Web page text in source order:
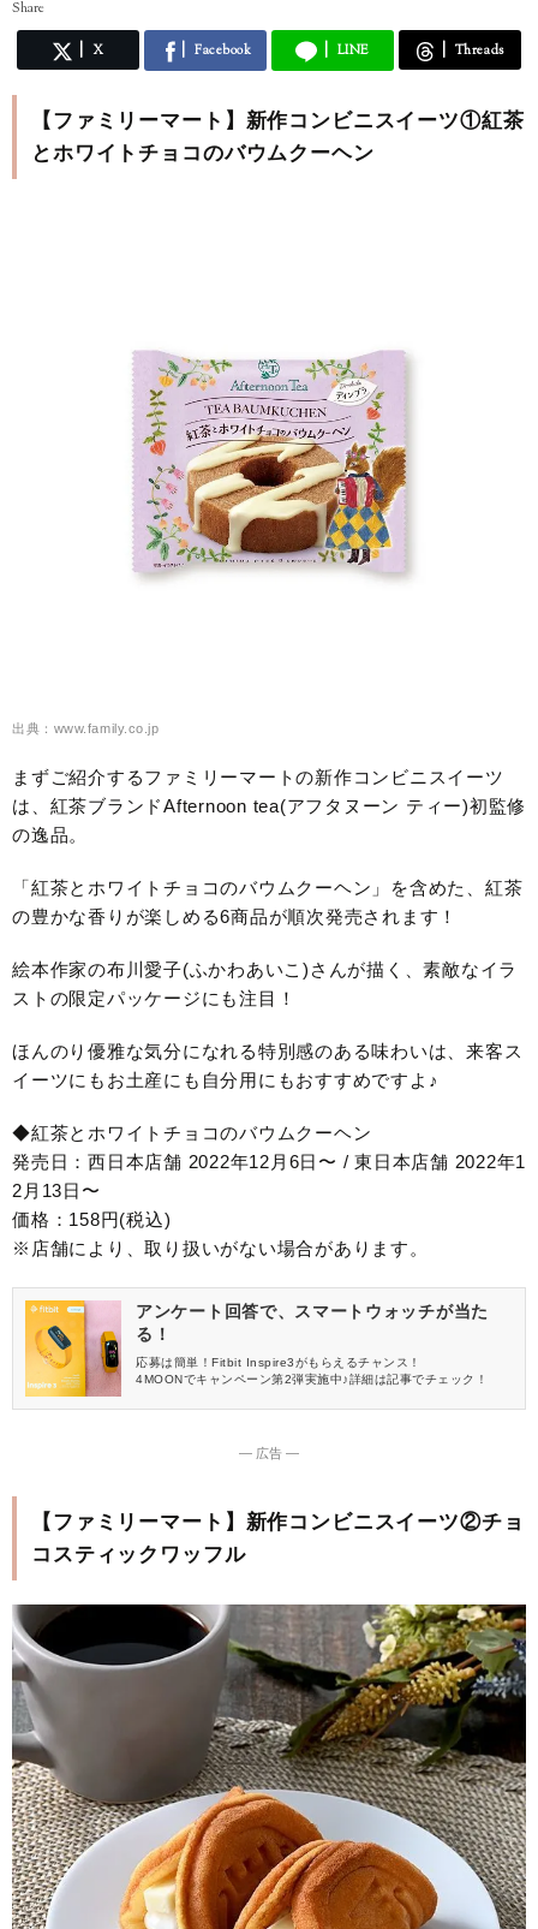
Share
X Facebook LINE Threads
【ファミリーマート】新作コンビニスイーツ①紅茶
とホワイトチョコのバウムクーヘン
出典：www.family.co.jp
まずご紹介するファミリーマートの新作コンビニスイーツ
は、紅茶ブランドAfternoon tea(アフタヌーン ティー)初監修
の逸品。
「紅茶とホワイトチョコのバウムクーヘン」を含めた、紅茶
の豊かな香りが楽しめる6商品が順次発売されます！
絵本作家の布川愛子(ふかわあいこ)さんが描く、素敵なイラ
ストの限定パッケージにも注目！
ほんのり優雅な気分になれる特別感のある味わいは、来客ス
イーツにもお土産にも自分用にもおすすめですよ♪
◆紅茶とホワイトチョコのバウムクーヘン
発売日：西日本店舗 2022年12月6日〜 / 東日本店舗 2022年1
2月13日〜
価格：158円(税込)
※店舗により、取り扱いがない場合があります。
アンケート回答で、スマートウォッチが当た
る！
応募は簡単！Fitbit Inspire3がもらえるチャンス！
4MOONでキャンペーン第2弾実施中♪詳細は記事でチェック！
― 広告 ―
【ファミリーマート】新作コンビニスイーツ②チョ
コスティックワッフル